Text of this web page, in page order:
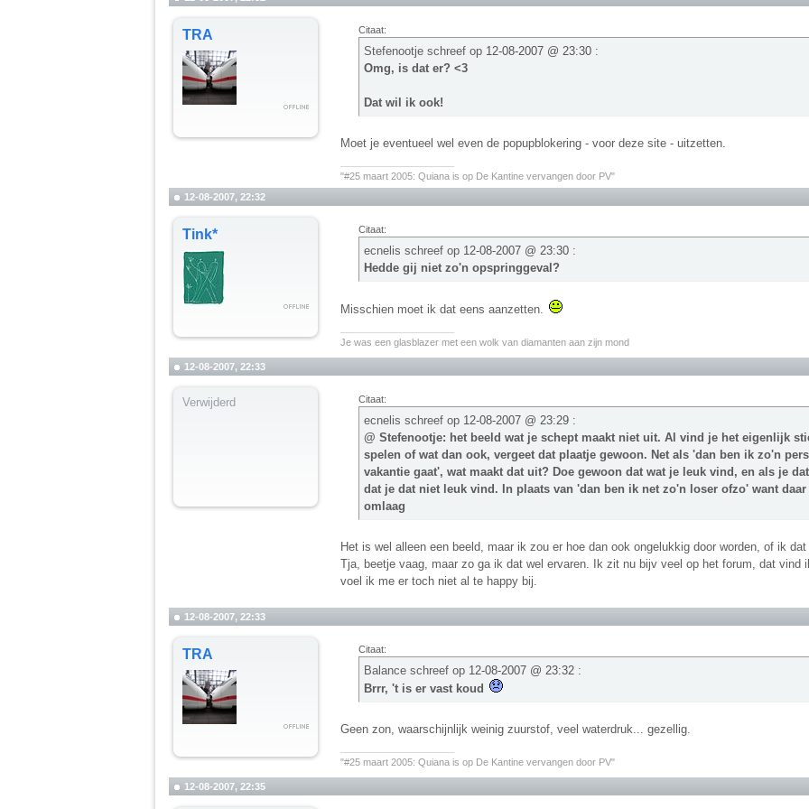
TRA Citaat:
Stefenootje schreef op 12-08-2007 @ 23:30 :
Omg, is dat er? <3
Dat wil ik ook!
Moet je eventueel wel even de popupblokering - voor deze site - uitzetten.
"#25 maart 2005: Quiana is op De Kantine vervangen door PV"
12-08-2007, 22:32
Tink* Citaat:
ecnelis schreef op 12-08-2007 @ 23:30 :
Hedde gij niet zo'n opspringgeval?
Misschien moet ik dat eens aanzetten.
Je was een glasblazer met een wolk van diamanten aan zijn mond
12-08-2007, 22:33
Verwijderd Citaat:
ecnelis schreef op 12-08-2007 @ 23:29 :
@ Stefenootje: het beeld wat je schept maakt niet uit. Al vind je het eigenlijk
spelen of wat dan ook, vergeet dat plaatje gewoon. Net als 'dan ben ik zo'n
vakantie gaat', wat maakt dat uit? Doe gewoon dat wat je leuk vind, en als je
dat je dat niet leuk vind. In plaats van 'dan ben ik net zo'n loser ofzo' want
omlaag
Het is wel alleen een beeld, maar ik zou er hoe dan ook ongelukkig door worden, of ik
Tja, beetje vaag, maar zo ga ik dat wel ervaren. Ik zit nu bijv veel op het forum, dat vind
voel ik me er toch niet al te happy bij.
12-08-2007, 22:33
TRA Citaat:
Balance schreef op 12-08-2007 @ 23:32 :
Brrr, 't is er vast koud
Geen zon, waarschijnlijk weinig zuurstof, veel waterdruk... gezellig.
"#25 maart 2005: Quiana is op De Kantine vervangen door PV"
12-08-2007, 22:35